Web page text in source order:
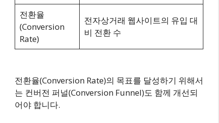
전환율
(Conversion
Rate)
전자상거래 웹사이트의 유입 대
비 전환 수
전환율(Conversion Rate)의 목표를 달성하기 위해서
는 컨버전 퍼널(Conversion Funnel)도 함께 개선되
어야 합니다.